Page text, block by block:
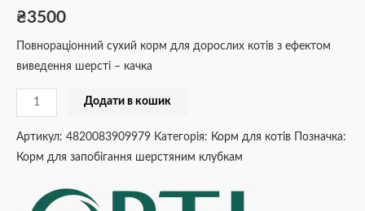
₴3500
Повнораціонний сухий корм для дорослих котів з ефектом
виведення шерсті – качка
Додати в кошик
Артикул: 4820083909979 Категорія: Корм для котів
Позначка:
Корм для запобігання шерстяним клубкам